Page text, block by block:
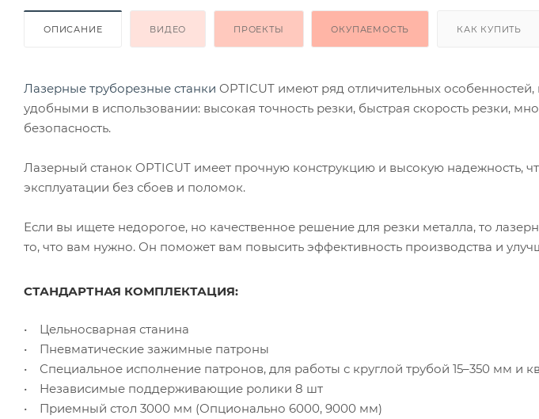
ОПИСАНИЕ ВИДЕО ПРОЕКТЫ ОКУПАЕМОСТЬ КАК КУПИТЬ
Лазерные труборезные станки OPTICUT имеют ряд отличительных
удобными в использовании: высокая точность резки, быстрая скорость резки,
безопасность.
Лазерный станок OPTICUT имеет прочную конструкцию и высокую надежность,
эксплуатации без сбоев и поломок.
Если вы ищете недорогое, но качественное решение для резки металла, то
то, что вам нужно. Он поможет вам повысить эффективность производства и
СТАНДАРТНАЯ КОМПЛЕКТАЦИЯ:
• Цельносварная станина
• Пневматические зажимные патроны
• Специальное исполнение патронов, для работы с круглой трубой 15–350 мм и
• Независимые поддерживающие ролики 8 шт
• Приемный стол 3000 мм (Опционально 6000, 9000 мм)